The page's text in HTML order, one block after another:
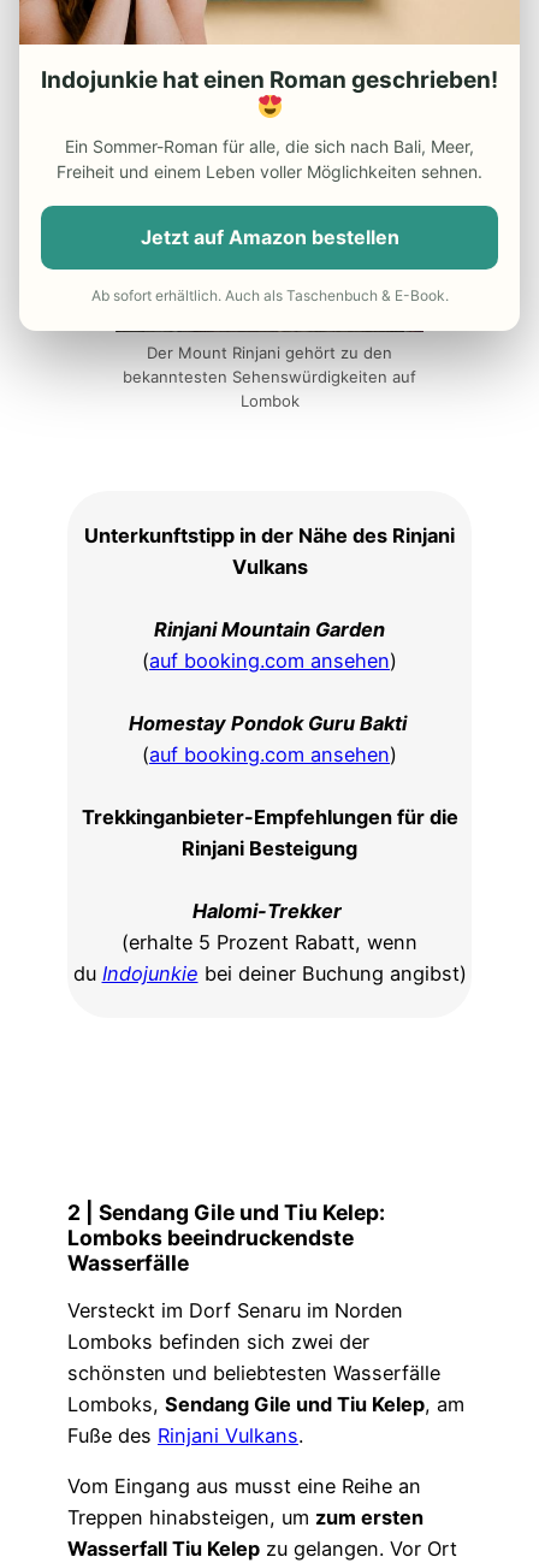
Rinjani Besteigung
Der Mount Rinjani gehört zu den
bekanntesten Sehenswürdigkeiten auf
Lombok
Unterkunftstipp in der Nähe des Rinjani
Vulkans
Rinjani Mountain Garden
(auf booking.com ansehen)
Homestay Pondok Guru Bakti
(auf booking.com ansehen)
Trekkinganbieter-Empfehlungen für die
Rinjani Besteigung
Halomi-Trekker
(erhalte 5 Prozent Rabatt, wenn
du Indojunkie bei deiner Buchung angibst)
2 | Sendang Gile und Tiu Kelep:
Lomboks beeindruckendste
Wasserfälle
Versteckt im Dorf Senaru im Norden
Lomboks befinden sich zwei der
schönsten und beliebtesten Wasserfälle
Lomboks, Sendang Gile und Tiu Kelep, am
Fuße des Rinjani Vulkans.
Vom Eingang aus musst eine Reihe an
Treppen hinabsteigen, um zum ersten
Wasserfall Tiu Kelep zu gelangen. Vor Ort
Indojunkie hat einen Roman geschrieben!
Ein Sommer-Roman für alle, die sich nach Bali, Meer,
Freiheit und einem Leben voller Möglichkeiten sehnen.
Jetzt auf Amazon bestellen
Ab sofort erhältlich. Auch als Taschenbuch & E-Book.